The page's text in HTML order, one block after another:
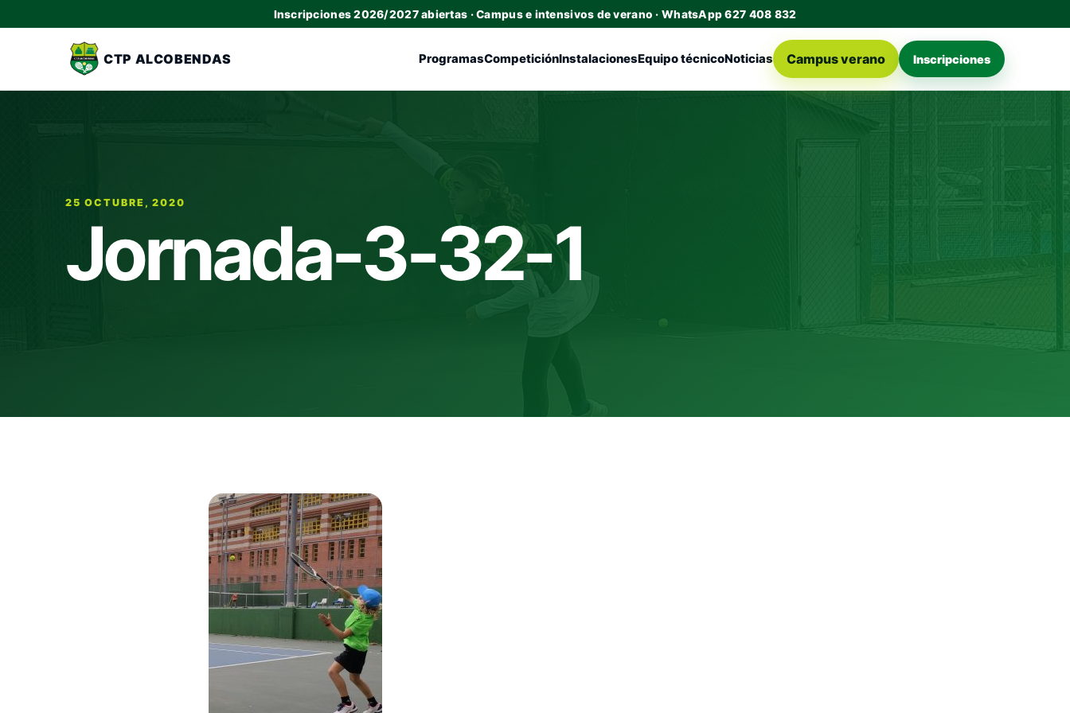
Inscripciones 2026/2027 abiertas · Campus e intensivos de verano · WhatsApp 627 408 832
CTP ALCOBENDAS ProgramasCompeticiónInstalacionesEquipo técnicoNoticias Campus verano Inscripciones
25 OCTUBRE, 2020
Jornada-3-32-1